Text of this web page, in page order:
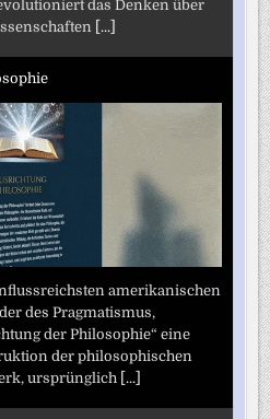
das Denken über
[...]
amerikanischen
des Pragmatismus,
der Philosophie“ eine
der philosophischen
ursprünglich [...]